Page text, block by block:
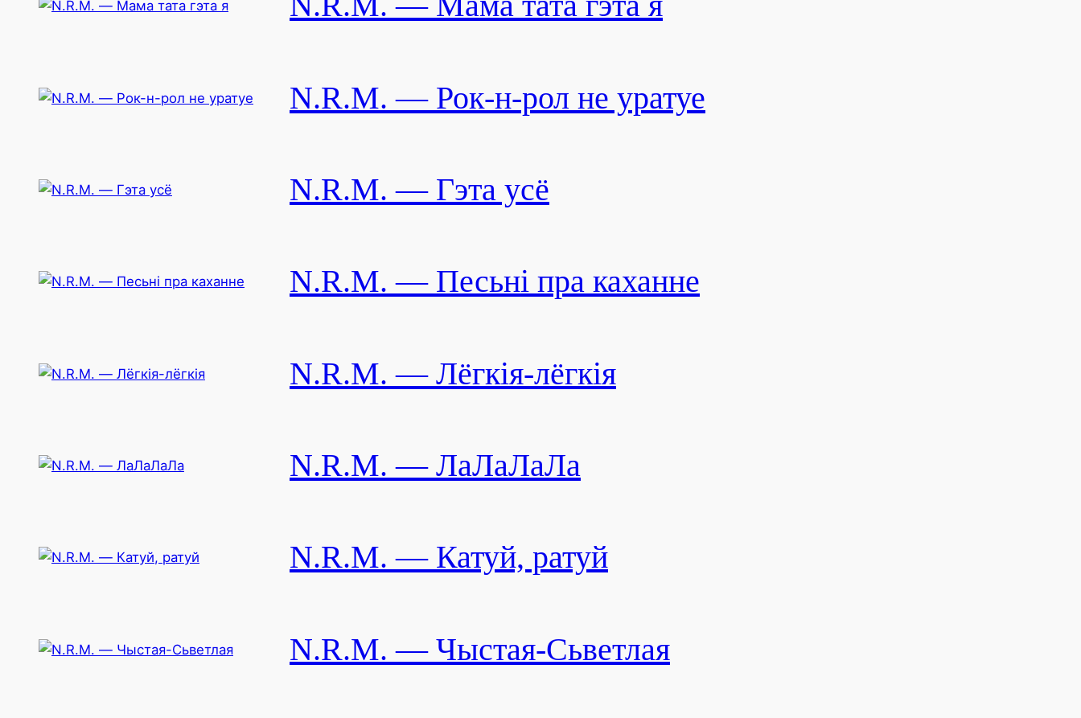
N.R.M. — Рок-н-рол не уратуе
N.R.M. — Гэта усё
N.R.M. — Песьні пра каханне
N.R.M. — Лёгкiя-лёгкiя
N.R.M. — ЛаЛаЛаЛа
N.R.M. — Катуй, ратуй
N.R.M. — Чыстая-Сьветлая